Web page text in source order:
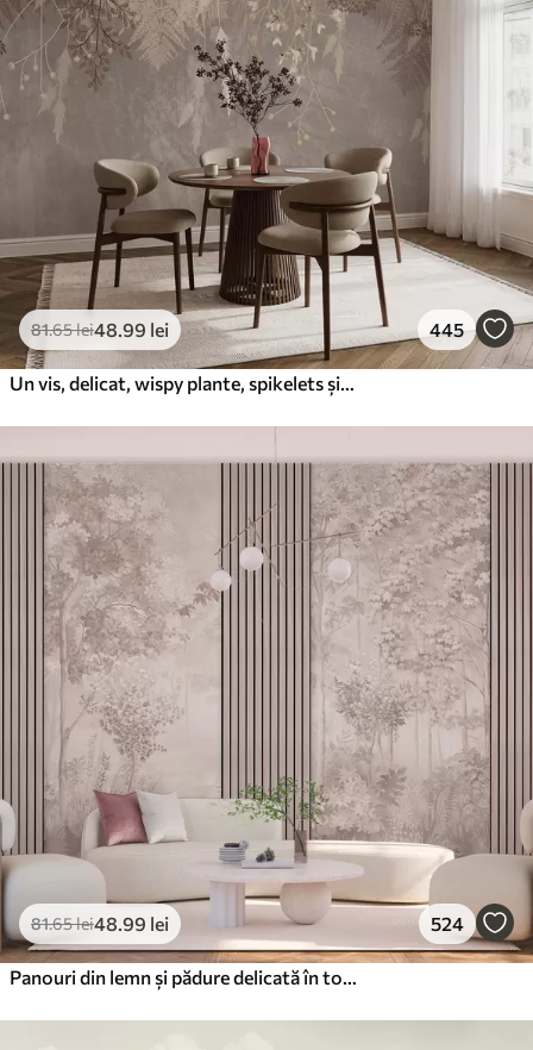
81.65lei48 .99 lei 445
81.65lei48 .99 lei 524